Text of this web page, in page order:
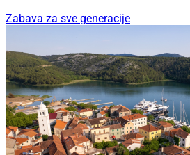
Zabava za sve generacije